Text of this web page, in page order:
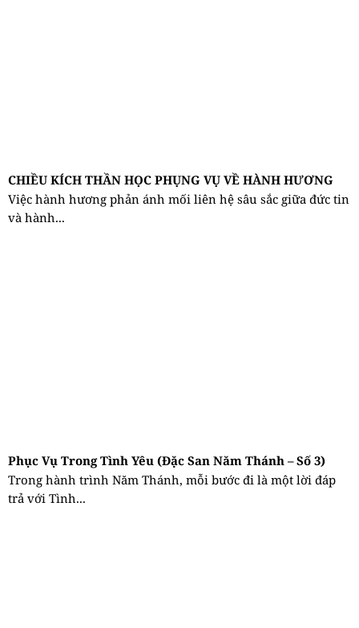
CHIỀU KÍCH THẦN HỌC PHỤNG VỤ VỀ HÀNH HƯƠNG
Việc hành hương phản ánh mối liên hệ sâu sắc giữa đức tin
và hành...
Phục Vụ Trong Tình Yêu (Đặc San Năm Thánh – Số 3)
Trong hành trình Năm Thánh, mỗi bước đi là một lời đáp
trả với Tình...